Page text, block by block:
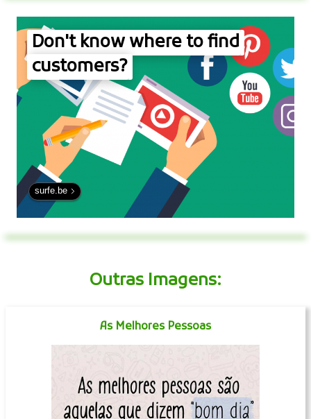
Don't know where to find
customers?
surfe.be
Outras Imagens:
As Melhores Pessoas